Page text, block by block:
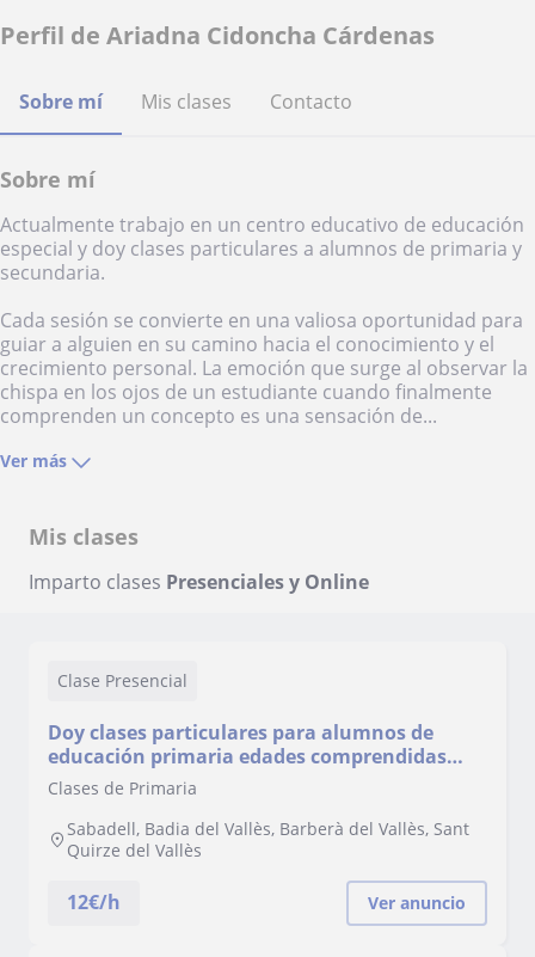
Perfil de Ariadna Cidoncha Cárdenas
Sobre mí Mis clases Contacto
Sobre mí
Actualmente trabajo en un centro educativo de educación
especial y doy clases particulares a alumnos de primaria y
secundaria.
Cada sesión se convierte en una valiosa oportunidad para
guiar a alguien en su camino hacia el conocimiento y el
crecimiento personal. La emoción que surge al observar la
chispa en los ojos de un estudiante cuando finalmente
comprenden un concepto es una sensación de...
Ver más
Mis clases
Imparto clases Presenciales y Online
Clase Presencial
Doy clases particulares para alumnos de
educación primaria edades comprendidas
entre los 6-12 años
Clases de Primaria
Sabadell, Badia del Vallès, Barberà del Vallès, Sant
Quirze del Vallès
12€/h Ver anuncio